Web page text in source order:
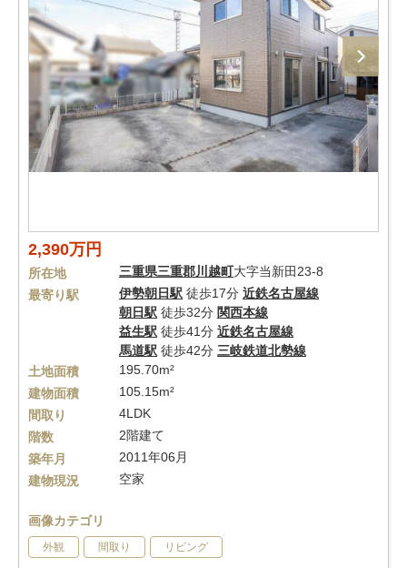
2,390万円
所在地 三重県三重郡川越町大字当新田23-8
最寄り駅
伊勢朝日駅 徒歩17分 近鉄名古屋線
朝日駅 徒歩32分 関西本線
益生駅 徒歩41分 近鉄名古屋線
馬道駅 徒歩42分 三岐鉄道北勢線
土地面積
195.70m²
建物面積
105.15m²
間取り
4LDK
階数
2階建て
築年月
2011年06月
建物現況
空家
画像カテゴリ
外観 間取り リビング